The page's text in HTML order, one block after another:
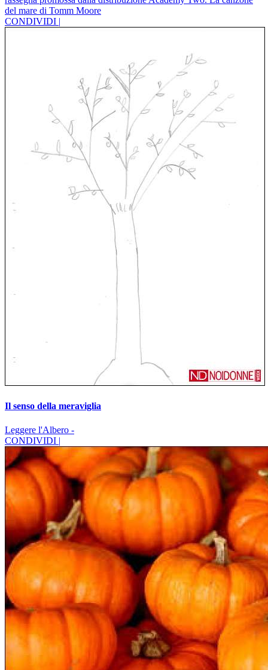
del mare di Tomm Moore
CONDIVIDI |
Il senso della meraviglia
Leggere l'Albero -
CONDIVIDI |